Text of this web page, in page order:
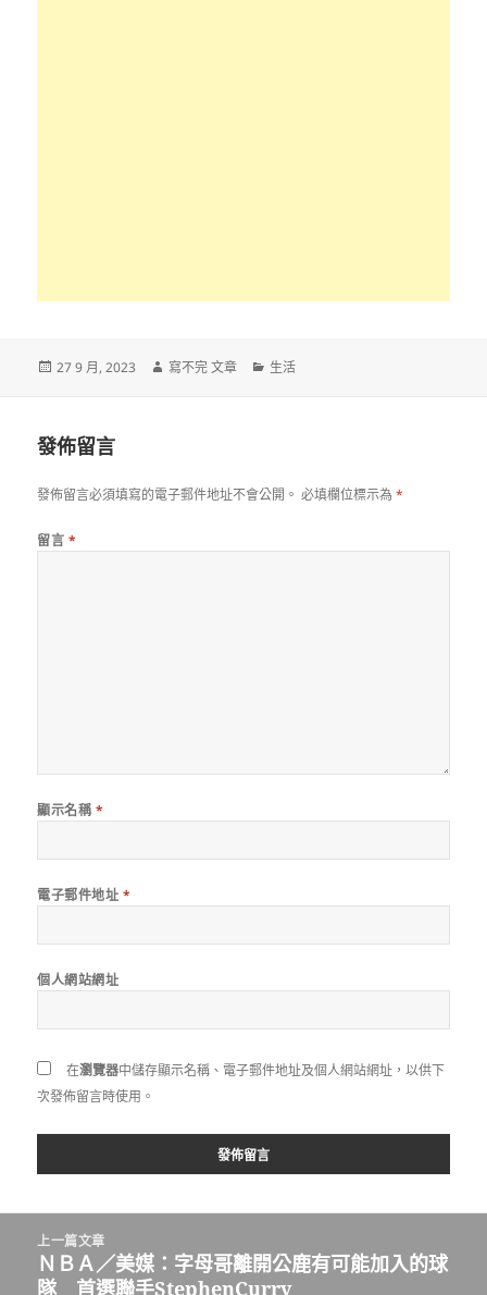
發
27 9 月, 2023
作
寫不完 文章
分
生活
發佈留言
發佈留言必須填寫的電子郵件地址不會公開。 必填欄位標示為*
留言 *
顯示名稱 *
電子郵件地址 *
個人網站網址
在瀏覽器中儲存顯示名稱、電子郵件地址及個人網站網址，以供下
次發佈留言時使用。
上一篇文章
上
一
ＮＢＡ／美媒：字母哥離開公鹿有可能加入的球
隊 首選聯手StephenCurry